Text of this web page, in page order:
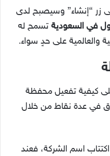
زر “إنشاء” وسيصبح لدى
في السعودية تسمح له
والعالمية على حدٍ سواء.
كيفية تفعيل محفظة
في عدة نقاط من خلال
اسم الشركة، فعند